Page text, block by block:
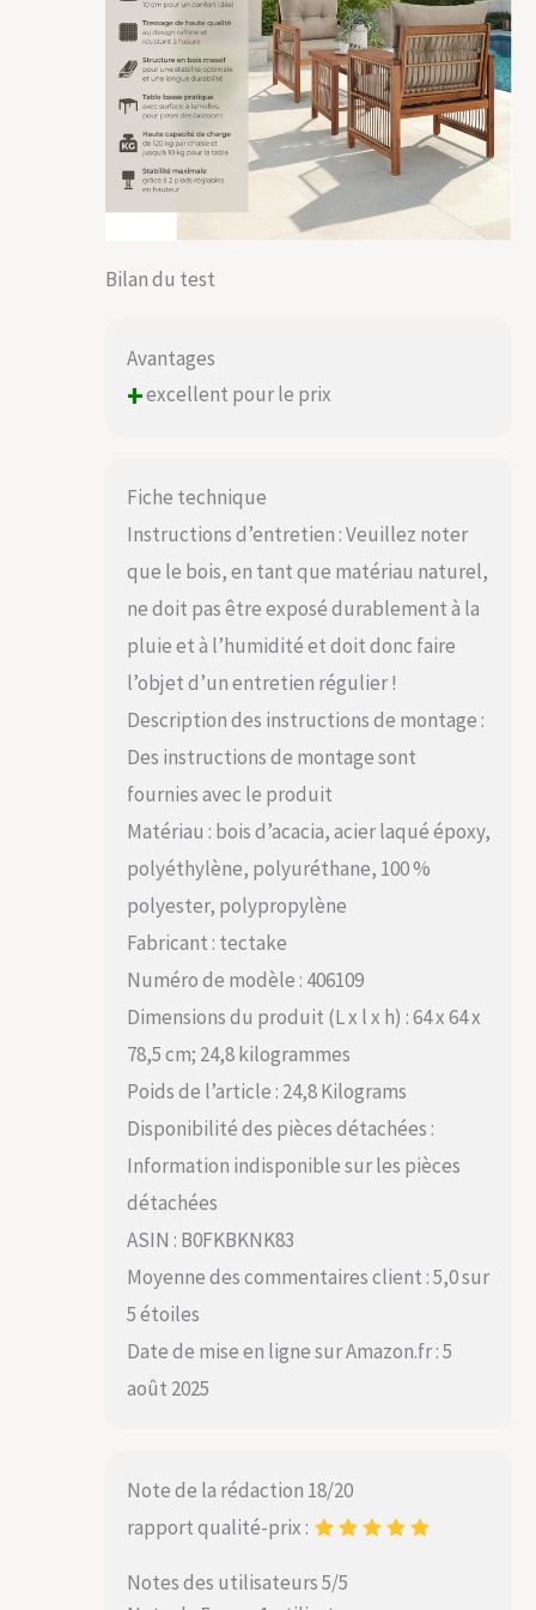
durable, pratique et
élégante pour leur
espace extérieur.
Bilan du test
Avantages
+excellent pour le prix
Fiche technique
Instructions d’entretien : Veuillez noter
que le bois, en tant que matériau naturel,
ne doit pas être exposé durablement à la
pluie et à l’humidité et doit donc faire
l’objet d’un entretien régulier !
Description des instructions de montage :
Des instructions de montage sont
fournies avec le produit
Matériau : bois d’acacia, acier laqué époxy,
polyéthylène, polyuréthane, 100 %
polyester, polypropylène
Fabricant : tectake
Numéro de modèle : 406109
Dimensions du produit (L x l x h) : 64 x 64 x
78,5 cm; 24,8 kilogrammes
Poids de l’article : 24,8 Kilograms
Disponibilité des pièces détachées :
Information indisponible sur les pièces
détachées
ASIN : B0FKBKNK83
Moyenne des commentaires client : 5,0 sur
5 étoiles
Date de mise en ligne sur Amazon.fr : 5
août 2025
Note de la rédaction 18/20
rapport qualité-prix :
Notes des utilisateurs 5/5